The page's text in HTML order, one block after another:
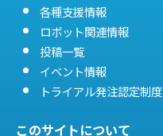
各種支援情報
ロボット関連情報
投稿一覧
イベント情報
トライアル発注認定制度
このサイトについて